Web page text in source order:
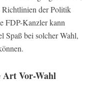
Richtlinien der Politik
FDP-Kanzler kann
Spaß bei solcher Wahl,
Art Vor-Wahl